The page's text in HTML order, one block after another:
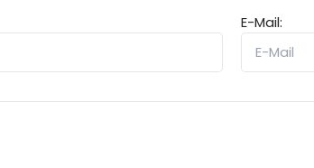
E-Mail: